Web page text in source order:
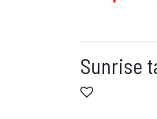
Sunrise